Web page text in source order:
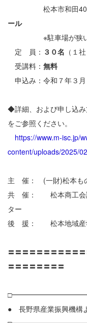
松本市和田
ール
※駐車場が狭いた
定 員： ３０名 （１
受講料： 無料
申込み：令和７年３
◆詳細、および申し込
をご参照ください。
https://www.m-isc.jp/
content/uploads/2025/
主 催： (一財)松本も
共 催： 松本商工会議
ター
後 援： 松本地域産
〓〓〓〓〓〓〓〓〓〓
〓〓〓〓〓〓〓〓
● 長野県産業振興機構